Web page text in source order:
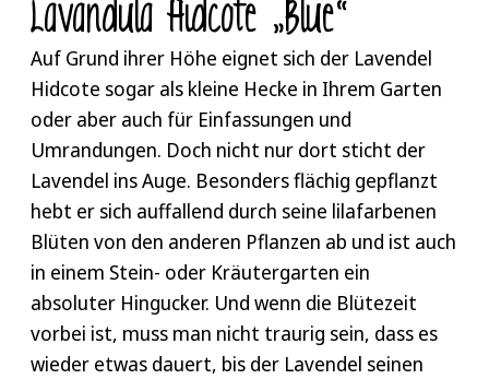
Was den Boden angeht, ist der Hidcote sehr
anspruchslos. Ein durchlässiger, trockener Boden
reicht ihm allemal aus. Die Lavandula
angustifolia kann eine kleine Hecke bilden oder
aber allein stehen und so zu einem absoluten
Hingucker mit betörender Duftnote werden.
bei ihr kaum etwas falsch machen kann.
Vermeiden Sie jedoch Staunässe, da die Wurzeln
des Lavendels empfindlich auf zu viel
Feuchtigkeit reagieren. Die Lavandula Hidcote
ist eine langsam wachsende Pflanze, weshalb ein
bis zwei Schnitte im Jahr ausreichen, um ihren
buschigen Wuchs beizubehalten. Am besten
schneiden Sie die Triebe direkt nach der Blüte
zurück. Achten Sie jedoch darauf nicht zu weit ins
Altholz zu schneiden, da er so einen radikalen
Rückschnitt nur schlecht verträgt und kein
Neuaustrieb erfolgt.
erzeugen. Um dem Lavendel Hidcote und seinen
Blüten etwas Gutes zu tun, empfiehlt sich ein
einmaliges Düngen jedes Jahr mit ein wenig
Kompost. Im späten Frühjahr bis hin zum
Frühsommer kommen die wunderschönen tief-
blauvioletten Blüten zum Vorschein und
verleihen Ihrer Umgebung einen blumigen,
beruhigenden Duft.
Lavandula Hidcote „Blue“
Auf Grund ihrer Höhe eignet sich der Lavendel
Hidcote sogar als kleine Hecke in Ihrem Garten
oder aber auch für Einfassungen und
Umrandungen. Doch nicht nur dort sticht der
Lavendel ins Auge. Besonders flächig gepflanzt
hebt er sich auffallend durch seine lilafarbenen
Blüten von den anderen Pflanzen ab und ist auch
in einem Stein- oder Kräutergarten ein
absoluter Hingucker. Und wenn die Blütezeit
vorbei ist, muss man nicht traurig sein, dass es
wieder etwas dauert, bis der Lavendel seinen